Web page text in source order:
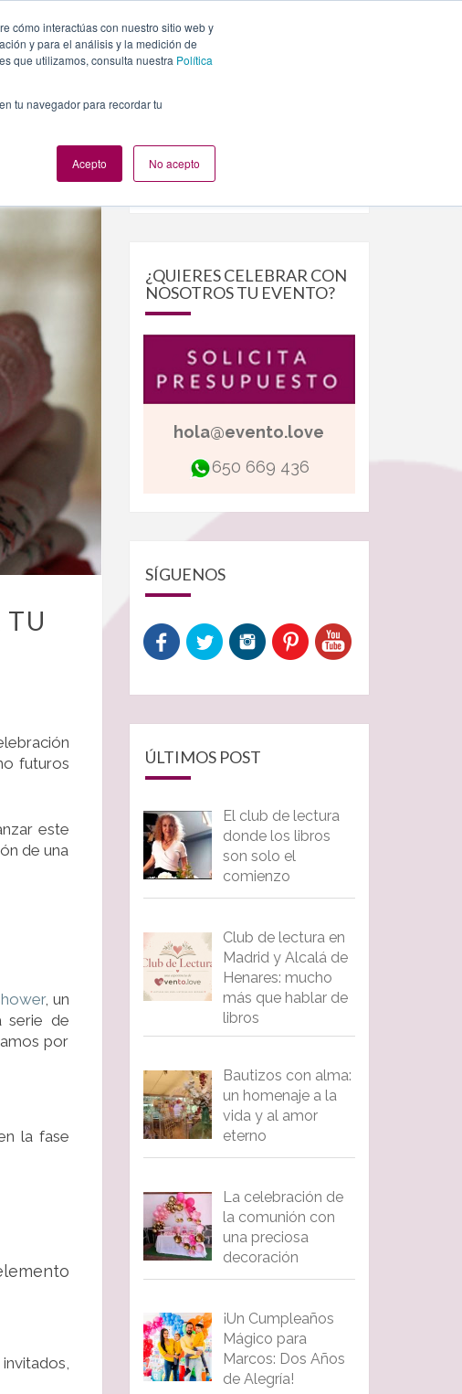
cómo interactúas con nuestro sitio web y
y para el análisis y la medición de
que utilizamos, consulta nuestra Política
tu navegador para recordar tu
Acepto No acepto
PLANES NUESTROS EVENTOS
TU
futuros
este
de una
, un
serie de
por
la fase
Buscar
¿QUIERES CELEBRAR CON
NOSOTROS TU EVENTO?
hola@evento.love
650 669 436
SÍGUENOS
ÚLTIMOS POST
El club de lectura
donde los libros
son solo el
comienzo
Club de lectura en
Madrid y Alcalá de
Henares: mucho
más que hablar de
libros
Bautizos con alma:
un homenaje a la
vida y al amor
eterno
La celebración de
la comunión con
una preciosa
decoración
¡Un Cumpleaños
Mágico para
Marcos: Dos Años
de Alegría!